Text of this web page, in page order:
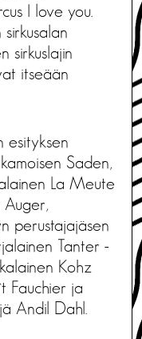
I love you.
sirkuslajin
itseään
esityksen
Saden,
La Meute
Auger,
perustajajäsen
Tanter -
Kohz
Fauchier ja
Andil Dahl.